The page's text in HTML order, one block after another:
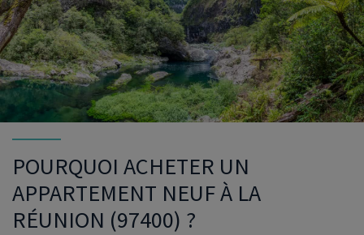
POURQUOI ACHETER UN
APPARTEMENT NEUF À LA
RÉUNION (97400) ?